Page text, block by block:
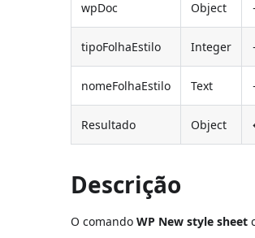
wpDoc Object
tipoFolhaEstilo Integer
nomeFolhaEstilo Text
Resultado Object
Descrição
O comandoWP New style sheet